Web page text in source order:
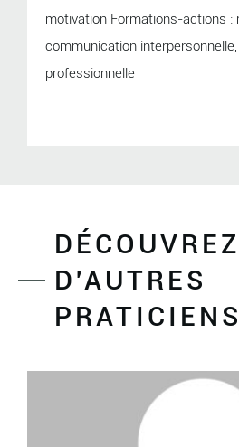
motivation Formations-actions :
communication
professionnelle
DÉCOUVREZ
D'AUTRES
PRATICIENS